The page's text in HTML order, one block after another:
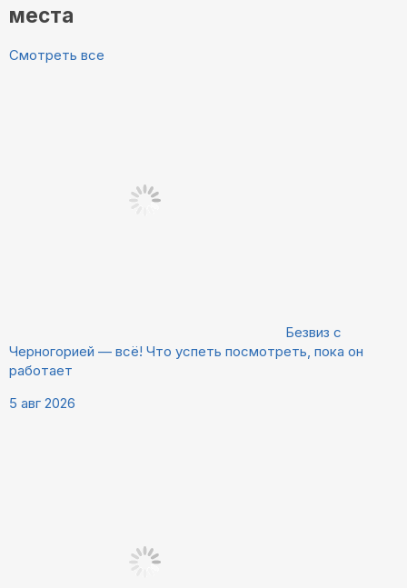
места
Смотреть все
Безвиз с
Черногорией — всё! Что успеть посмотреть, пока он
работает
5 авг 2026